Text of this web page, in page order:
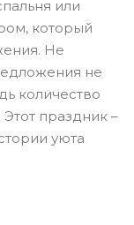
или
который
Не
не
количество
праздник –
уюта